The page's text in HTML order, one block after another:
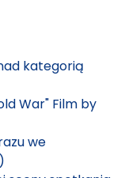
kategorią
War" Film by
we